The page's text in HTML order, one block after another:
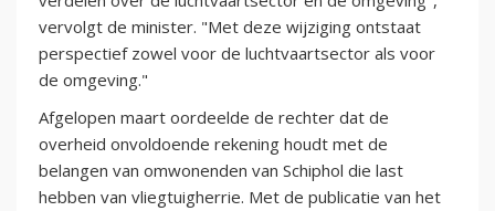
vervolgt de minister. "Met deze wijziging ontstaat
perspectief zowel voor de luchtvaartsector als voor
de omgeving."
Afgelopen maart oordeelde de rechter dat de
overheid onvoldoende rekening houdt met de
belangen van omwonenden van Schiphol die last
hebben van vliegtuigherrie. Met de publicatie van het